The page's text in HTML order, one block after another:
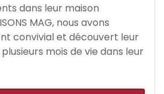
dans leur maison
MAG, nous avons
convivial et découvert leur
mois de vie dans leur